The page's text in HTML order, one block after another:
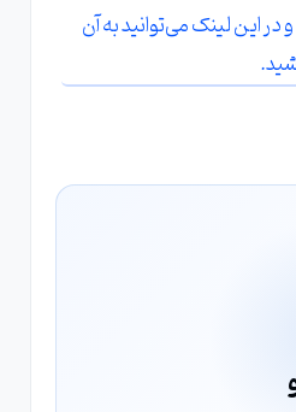
این لینک می‌توانید به آن